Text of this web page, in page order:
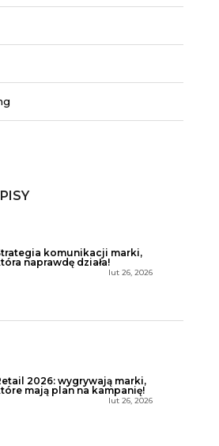
komunikacji marki,
naprawdę działa!
lut 26, 2026
2026: wygrywają marki,
mają plan na kampanię!
lut 26, 2026